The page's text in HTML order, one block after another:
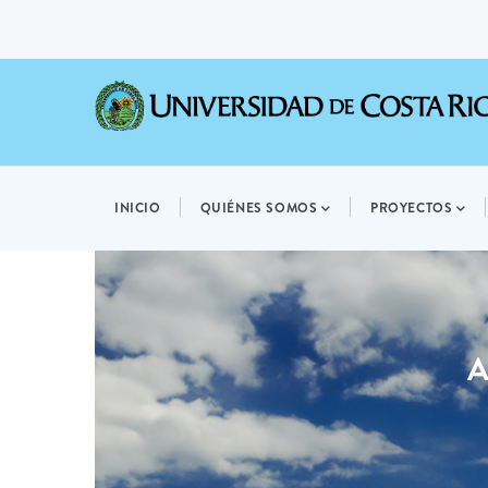
NAVIGATION
INICIO QUIÉNES SOMOS PROYECTOS